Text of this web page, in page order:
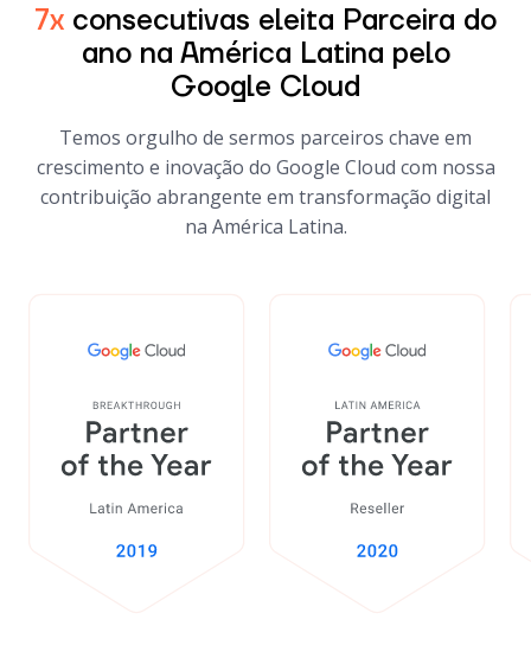
7x consecutivas eleita Parceira do
ano na América Latina pelo
Google Cloud
Temos orgulho de sermos parceiros chave em
crescimento e inovação do Google Cloud com nossa
contribuição abrangente em transformação digital
na América Latina.